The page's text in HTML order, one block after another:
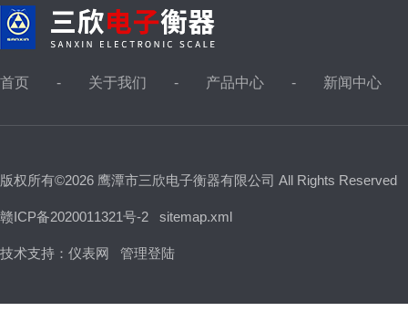
首页 关于我们 产品中心 新闻中心
版权所有©2026 鹰潭市三欣电子衡器有限公司 All Rights Reserved
赣ICP备2020011321号-2 sitemap.xml
技术支持： 仪表网 管理登陆